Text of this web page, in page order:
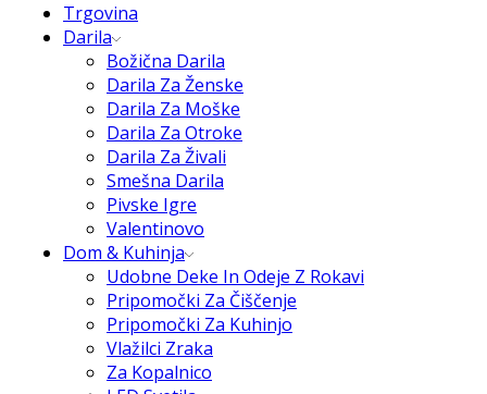
Trgovina
Darila
Božična Darila
Darila Za Ženske
Darila Za Moške
Darila Za Otroke
Darila Za Živali
Smešna Darila
Pivske Igre
Valentinovo
Dom & Kuhinja
Udobne Deke In Odeje Z Rokavi
Pripomočki Za Čiščenje
Pripomočki Za Kuhinjo
Vlažilci Zraka
Za Kopalnico